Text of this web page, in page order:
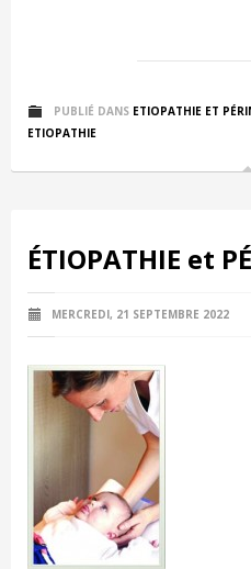
PUBLIÉ DANS ETIOPATHIE ET
ETIOPATHIE
ÉTIOPATHIE et
MERCREDI, 21 SEPTEMBRE 2022